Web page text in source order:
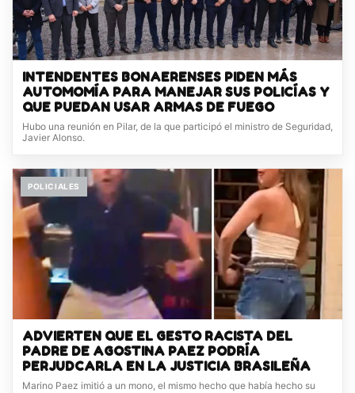
INTENDENTES BONAERENSES PIDEN MÁS
AUTOMOMÍA PARA MANEJAR SUS POLICÍAS Y
QUE PUEDAN USAR ARMAS DE FUEGO
Hubo una reunión en Pilar, de la que participó el ministro de Seguridad,
Javier Alonso.
POLICIALES
ADVIERTEN QUE EL GESTO RACISTA DEL
PADRE DE AGOSTINA PAEZ PODRÍA
PERJUDCARLA EN LA JUSTICIA BRASILEÑA
Marino Paez imitió a un mono, el mismo hecho que había hecho su